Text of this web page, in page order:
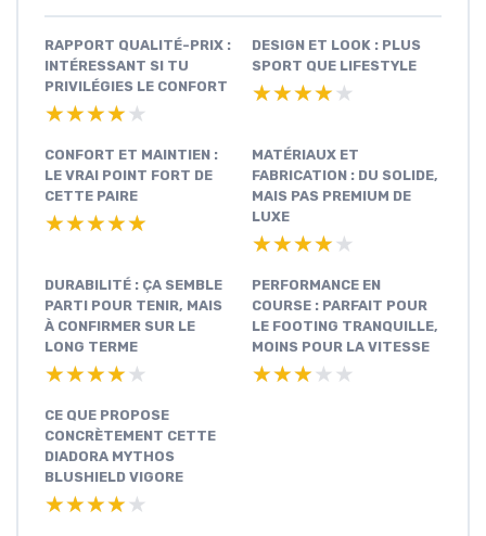
RAPPORT QUALITÉ-PRIX :
INTÉRESSANT SI TU
PRIVILÉGIES LE CONFORT
★★★★★
★★★★★
DESIGN ET LOOK : PLUS
SPORT QUE LIFESTYLE
★★★★★
★★★★★
CONFORT ET MAINTIEN :
LE VRAI POINT FORT DE
CETTE PAIRE
★★★★★
★★★★★
MATÉRIAUX ET
FABRICATION : DU SOLIDE,
MAIS PAS PREMIUM DE
LUXE
★★★★★
★★★★★
DURABILITÉ : ÇA SEMBLE
PARTI POUR TENIR, MAIS
À CONFIRMER SUR LE
LONG TERME
★★★★★
★★★★★
PERFORMANCE EN
COURSE : PARFAIT POUR
LE FOOTING TRANQUILLE,
MOINS POUR LA VITESSE
★★★★★
★★★★★
CE QUE PROPOSE
CONCRÈTEMENT CETTE
DIADORA MYTHOS
BLUSHIELD VIGORE
★★★★★
★★★★★